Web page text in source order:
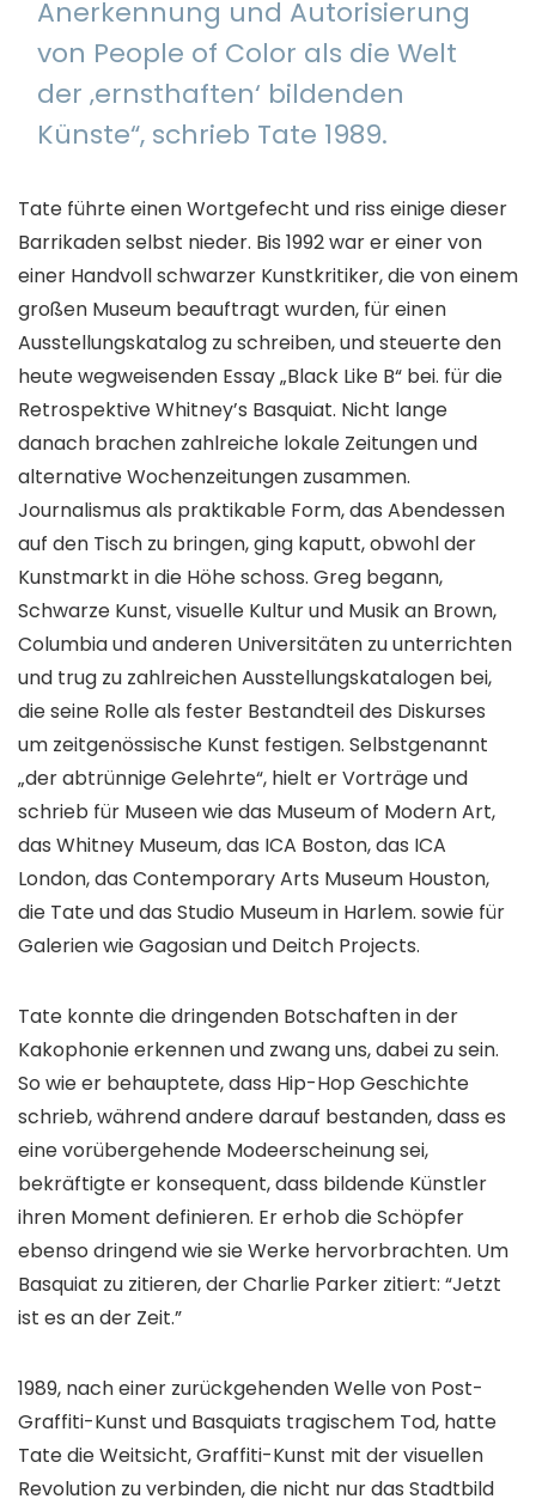
Anerkennung und Autorisierung
von People of Color als die Welt
der ‚ernsthaften‘ bildenden
Künste“, schrieb Tate 1989.
Tate führte einen Wortgefecht und riss einige dieser
Barrikaden selbst nieder. Bis 1992 war er einer von
einer Handvoll schwarzer Kunstkritiker, die von einem
großen Museum beauftragt wurden, für einen
Ausstellungskatalog zu schreiben, und steuerte den
heute wegweisenden Essay „Black Like B“ bei. für die
Retrospektive Whitney’s Basquiat. Nicht lange
danach brachen zahlreiche lokale Zeitungen und
alternative Wochenzeitungen zusammen.
Journalismus als praktikable Form, das Abendessen
auf den Tisch zu bringen, ging kaputt, obwohl der
Kunstmarkt in die Höhe schoss. Greg begann,
Schwarze Kunst, visuelle Kultur und Musik an Brown,
Columbia und anderen Universitäten zu unterrichten
und trug zu zahlreichen Ausstellungskatalogen bei,
die seine Rolle als fester Bestandteil des Diskurses
um zeitgenössische Kunst festigen. Selbstgenannt
„der abtrünnige Gelehrte“, hielt er Vorträge und
schrieb für Museen wie das Museum of Modern Art,
das Whitney Museum, das ICA Boston, das ICA
London, das Contemporary Arts Museum Houston,
die Tate und das Studio Museum in Harlem. sowie für
Galerien wie Gagosian und Deitch Projects.
Tate konnte die dringenden Botschaften in der
Kakophonie erkennen und zwang uns, dabei zu sein.
So wie er behauptete, dass Hip-Hop Geschichte
schrieb, während andere darauf bestanden, dass es
eine vorübergehende Modeerscheinung sei,
bekräftigte er konsequent, dass bildende Künstler
ihren Moment definieren. Er erhob die Schöpfer
ebenso dringend wie sie Werke hervorbrachten. Um
Basquiat zu zitieren, der Charlie Parker zitiert: “Jetzt
ist es an der Zeit.”
1989, nach einer zurückgehenden Welle von Post-
Graffiti-Kunst und Basquiats tragischem Tod, hatte
Tate die Weitsicht, Graffiti-Kunst mit der visuellen
Revolution zu verbinden, die nicht nur das Stadtbild